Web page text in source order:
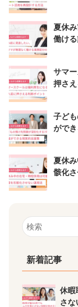
夏休
働け
サマ
押さ
子ど
がで
夏休
骸化
新着記事
休暇
さな